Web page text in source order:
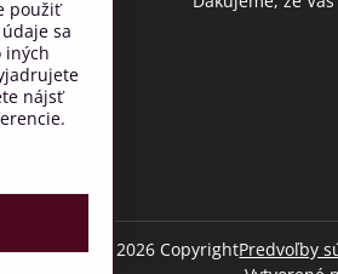
2026 CopyrightPredvoľby
použiť
sa
iných
nájsť